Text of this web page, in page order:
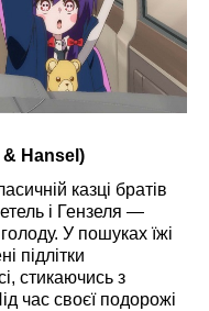
& Hansel)
казці братів
і Гензеля —
У пошуках їжі
підлітки
стикаючись з
час своєї подорожі